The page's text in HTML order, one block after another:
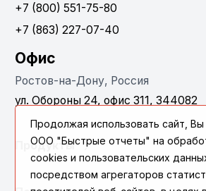
+7 (800) 551-75-80
+7 (863) 227-07-40
Офис
Ростов-на-Дону, Россия
ул. Обороны 24, офис 311, 344082
Продукты
Продолжая использовать сайт, Вы
ООО "Быстрые отчеты" на
cookies и пользовательских
посредством агрегаторов